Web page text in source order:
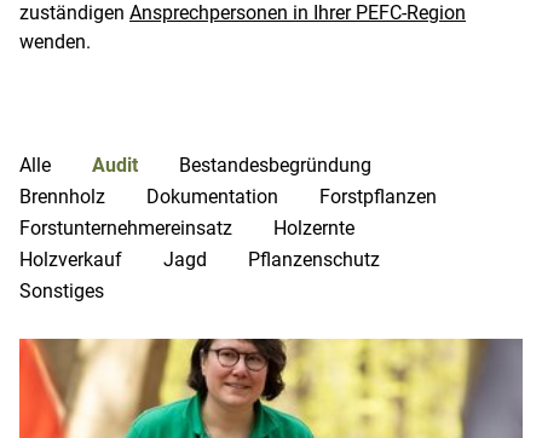
zuständigen Ansprechpersonen in Ihrer PEFC-Region
wenden.
Alle Audit
Bestandesbegründung
Brennholz
Dokumentation
Forstpflanzen
Forstunternehmereinsatz
Holzernte
Holzverkauf
Jagd
Pflanzenschutz
Sonstiges